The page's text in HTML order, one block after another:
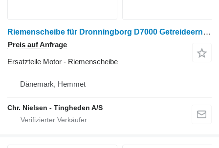
Riemenscheibe für Dronningborg D7000 Getreideernter
Preis auf Anfrage
Ersatzteile Motor - Riemenscheibe
Dänemark, Hemmet
Chr. Nielsen - Tingheden A/S